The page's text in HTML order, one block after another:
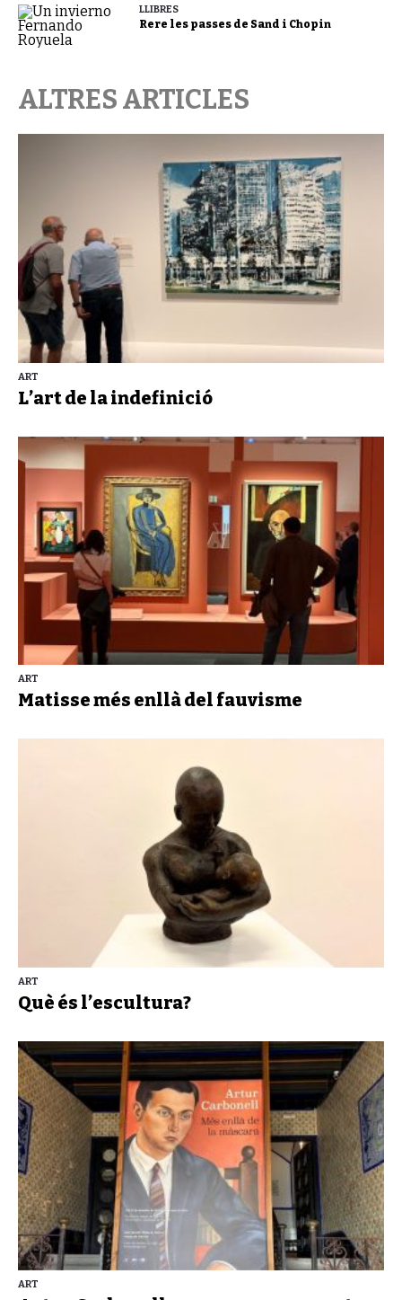
LLIBRES
Rere les passes de Sand i Chopin
ALTRES ARTICLES
ART
L’art de la indefinició
ART
Matisse més enllà del fauvisme
ART
Què és l’escultura?
ART